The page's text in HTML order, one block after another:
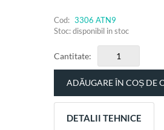
Cod: 3306 ATN9
Stoc: disponibil in stoc
Cantitate:
DETALII TEHNICE